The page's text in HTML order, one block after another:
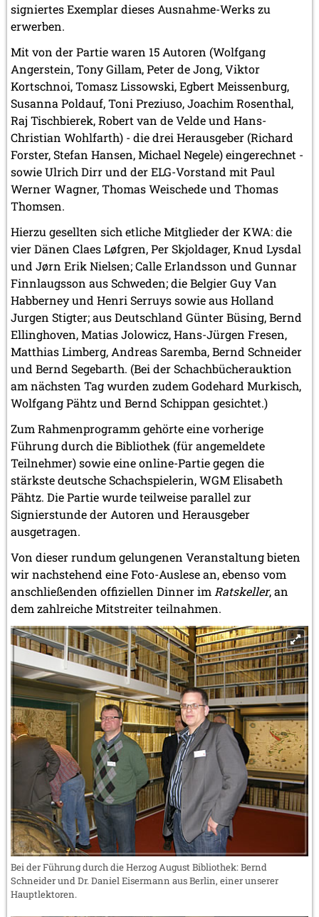
signiertes Exemplar dieses Ausnahme-Werks zu
erwerben.
Mit von der Partie waren 15 Autoren (Wolfgang
Angerstein, Tony Gillam, Peter de Jong, Viktor
Kortschnoi, Tomasz Lissowski, Egbert Meissenburg,
Susanna Poldauf, Toni Preziuso, Joachim Rosenthal,
Raj Tischbierek, Robert van de Velde und Hans-
Christian Wohlfarth) - die drei Herausgeber (Richard
Forster, Stefan Hansen, Michael Negele) eingerechnet -
sowie Ulrich Dirr und der ELG-Vorstand mit Paul
Werner Wagner, Thomas Weischede und Thomas
Thomsen.
Hierzu gesellten sich etliche Mitglieder der KWA: die
vier Dänen Claes Løfgren, Per Skjoldager, Knud Lysdal
und Jørn Erik Nielsen; Calle Erlandsson und Gunnar
Finnlaugsson aus Schweden; die Belgier Guy Van
Habberney und Henri Serruys sowie aus Holland
Jurgen Stigter; aus Deutschland Günter Büsing, Bernd
Ellinghoven, Matias Jolowicz, Hans-Jürgen Fresen,
Matthias Limberg, Andreas Saremba, Bernd Schneider
und Bernd Segebarth. (Bei der Schachbücherauktion
am nächsten Tag wurden zudem Godehard Murkisch,
Wolfgang Pähtz und Bernd Schippan gesichtet.)
Zum Rahmenprogramm gehörte eine vorherige
Führung durch die Bibliothek (für angemeldete
Teilnehmer) sowie eine online-Partie gegen die
stärkste deutsche Schachspielerin, WGM Elisabeth
Pähtz. Die Partie wurde teilweise parallel zur
Signierstunde der Autoren und Herausgeber
ausgetragen.
Von dieser rundum gelungenen Veranstaltung bieten
wir nachstehend eine Foto-Auslese an, ebenso vom
anschließenden offiziellen Dinner im Ratskeller, an
dem zahlreiche Mitstreiter teilnahmen.
Bei der Führung durch die Herzog August Bibliothek: Bernd
Schneider und Dr. Daniel Eisermann aus Berlin, einer unserer
Hauptlektoren.